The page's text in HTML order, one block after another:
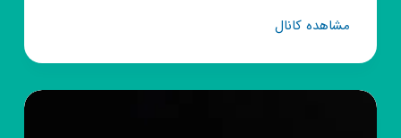
مشاهده کانالکانال
●¤رقص
مرگ¤●